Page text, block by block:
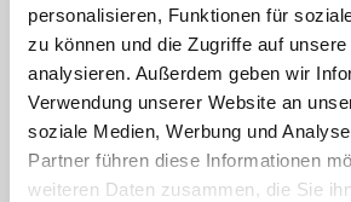
personalisieren, Funktionen für
zu können und die Zugriffe auf
analysieren. Außerdem geben wir
Verwendung unserer Website an
soziale Medien, Werbung und
Partner führen diese Informationen
weiteren Daten zusammen, die Sie